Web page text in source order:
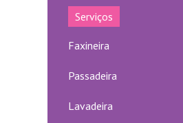
Serviços
Faxineira
Passadeira
Lavadeira